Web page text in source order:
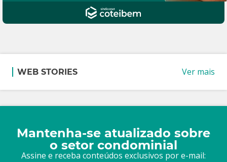
WEB STORIES Ver mais
Mantenha-se atualizado sobre
o setor condominial
Assine e receba conteúdos exclusivos por e-mail: